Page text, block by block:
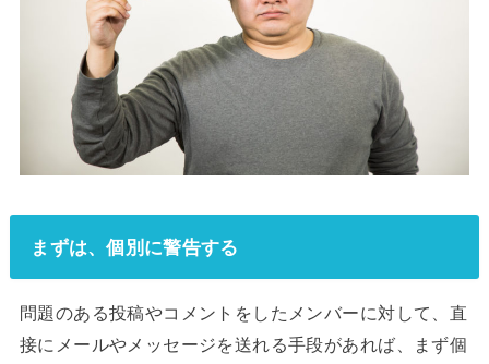
まずは、個別に警告する
問題のある投稿やコメントをしたメンバーに対して、直
接にメールやメッセージを送れる手段があれば、まず個